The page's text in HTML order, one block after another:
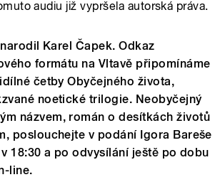
audiu již vypršela autorská práva.
Karel Čapek. Odkaz
formátu na Vltavě připomínáme
četby Obyčejného života,
noetické trilogie. Neobyčejný
názvem, román o desítkách životů
poslouchejte v podání Igora Bareše
18:30 a po odvysílání ještě po dobu
line.